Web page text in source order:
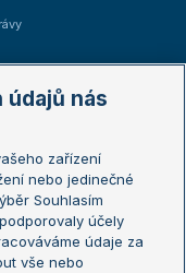
nás
zařízení
nebo jedinečné
Souhlasím
účely
údaje za
vše nebo